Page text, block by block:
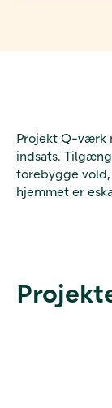
Projekt Q-værk
indsats.
forebygge
hjemmet er